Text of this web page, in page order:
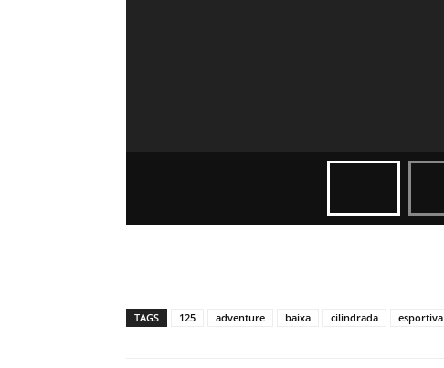
TAGS 125 adventure baixa cilindrada esportiva